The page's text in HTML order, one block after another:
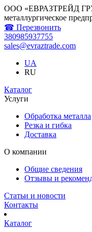
ООО «ЕВРАЗТРЕЙД
металлургическое
☎ Перезвонить
380985937755
sales@evraztrade.com
UA
RU
Каталог
Услуги
Обработка металла
Резка и гибка
Доставка
О компании
Общие сведения
Отзывы и
Статьи и новости
Контакты
Каталог